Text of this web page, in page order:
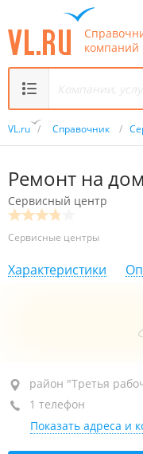
компаний
VL.ru / Справочник /
Ремонт на
Сервисный центр
Сервисные центры
Характеристики
район "Третья
+7 924 338-82-00
Приём заявок
район "Третья
1 телефон
Показать адреса и